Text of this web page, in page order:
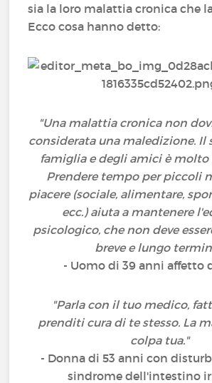
sia la loro malattia cronica che
Ecco cosa hanno detto:
"Una malattia cronica non
considerata una maledizione. Il
famiglia e degli amici è
Prendere tempo per piccoli
piacere (sociale, alimentare,
ecc.) aiuta a mantenere
psicologico, che non deve
breve e lungo
- Uomo di 39 anni affetto
"Parla con il tuo medico,
prenditi cura di te stesso. La
colpa tua."
- Donna di 53 anni con
sindrome dell'intestino